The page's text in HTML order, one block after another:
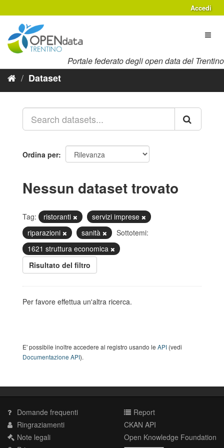
al
contenuto
Accedi
Portale federato degli open data del Trentino
Dataset
Ordina per
Nessun dataset trovato
Tag: ristoranti
servizi imprese
riparazioni
sanità
Sottotemi:
1621 struttura economica
Risultato del filtro
Per favore effettua un'altra ricerca.
E' possibile inoltre accedere al registro usando le API (vedi
Documentazione API).
Domande frequenti
Ringraziamenti
Note legali
Report
CKAN API
Open Knowledge Foundation